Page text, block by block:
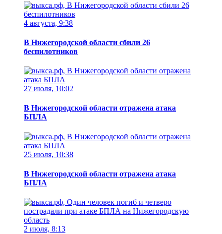
4 августа, 9:38
В Нижегородской области сбили 26
беспилотников
27 июля, 10:02
В Нижегородской области отражена атака
БПЛА
25 июля, 10:38
В Нижегородской области отражена атака
БПЛА
2 июля, 8:13